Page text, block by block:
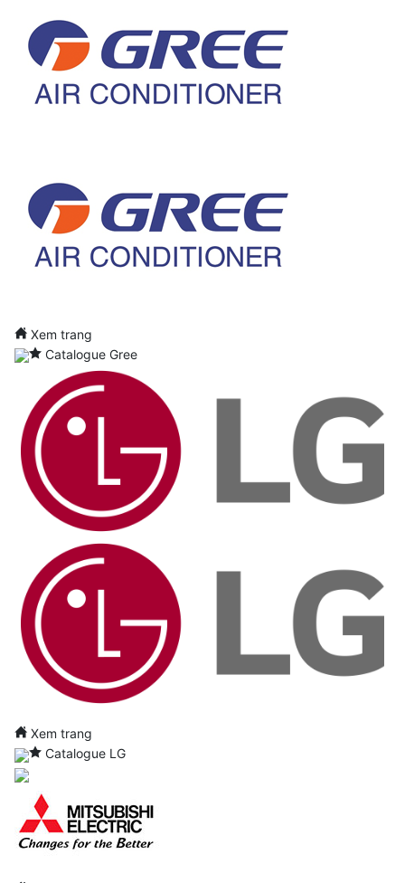
Xem trang
Catalogue Gree
Xem trang
Catalogue LG